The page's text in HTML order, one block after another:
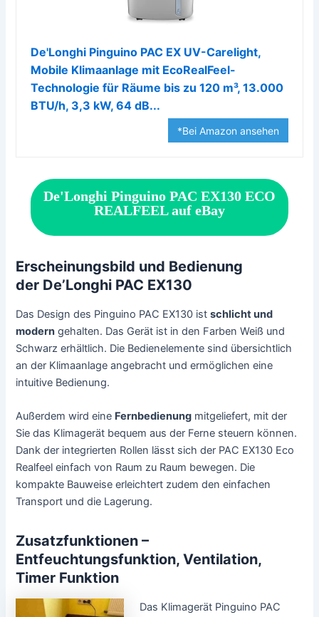
De'Longhi Pinguino PAC EX UV-Carelight,
Mobile Klimaanlage mit EcoRealFeel-
Technologie für Räume bis zu 120 m³, 13.000
BTU/h, 3,3 kW, 64 dB...
*Bei Amazon ansehen
De'Longhi Pinguino PAC EX130 ECO
REALFEEL auf eBay
Erscheinungsbild und Bedienung
der De’Longhi PAC EX130
Das Design des Pinguino PAC EX130 istschlicht und
modern gehalten. Das Gerät ist in den Farben Weiß und
Schwarz erhältlich. Die Bedienelemente sind übersichtlich
an der Klimaanlage angebracht und ermöglichen eine
intuitive Bedienung.
Außerdem wird eine Fernbedienung mitgeliefert, mit der
Sie das Klimagerät bequem aus der Ferne steuern können.
Dank der integrierten Rollen lässt sich der PAC EX130 Eco
Realfeel einfach von Raum zu Raum bewegen. Die
kompakte Bauweise erleichtert zudem den einfachen
Transport und die Lagerung.
Zusatzfunktionen –
Entfeuchtungsfunktion, Ventilation,
Timer Funktion
Das Klimagerät Pinguino PAC